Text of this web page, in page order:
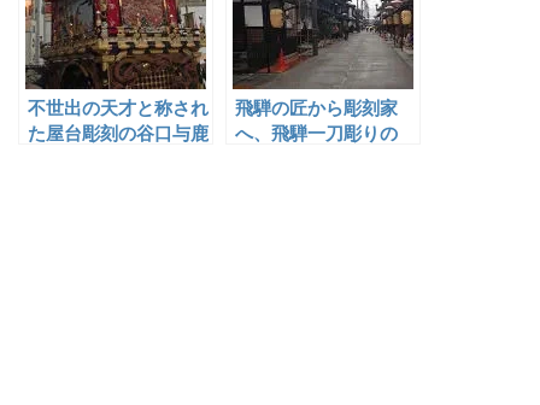
不世出の天才と称され
た屋台彫刻の谷口与鹿
飛騨の匠から彫刻家
へ、飛騨一刀彫りの